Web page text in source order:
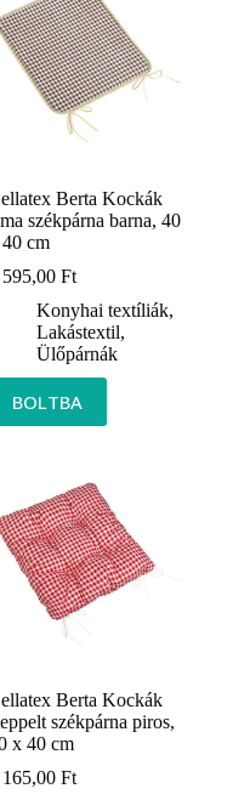
Berta Kockák
székpárna barna, 40
cm
595,00Ft
Konyhai textíliák,
Lakástextil,
Ülőpárnák
BOLTBA
Berta Kockák
székpárna piros,
x 40 cm
165,00Ft